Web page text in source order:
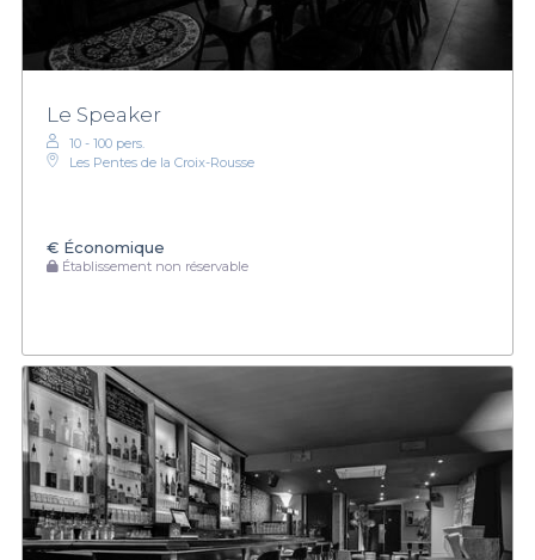
Le Speaker
10 - 100 pers.
Les Pentes de la Croix-Rousse
€ Économique
Établissement non réservable